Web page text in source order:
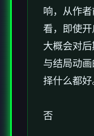
响，从作
看，即使开
大概会对
与结局动
择什么都好
否